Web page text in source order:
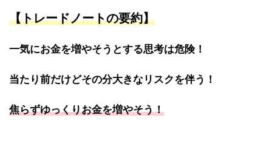
【トレードノートの要約】
一気にお金を増やそうとする思考は危険！
当たり前だけどその分大きなリスクを伴う！
焦らずゆっくりお金を増やそう！